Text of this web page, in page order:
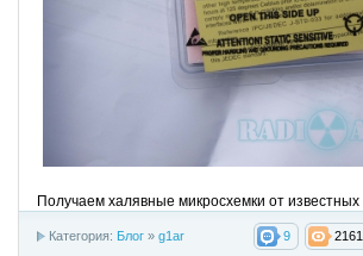
Получаем халявные микросхемки от
9
Категория: Блог » g1ar